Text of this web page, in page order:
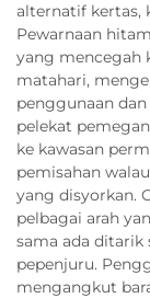
alternatif kertas,
Pewarnaan
yang mencegah
matahari,
penggunaan
pelekat
ke kawasan
pemisahan
yang disyorkan.
pelbagai arah
sama ada ditarik
pepenjuru.
mengangkut